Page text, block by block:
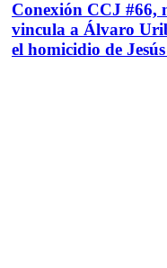
Conexión CCJ #66,
vincula a Álvaro
el homicidio de